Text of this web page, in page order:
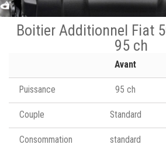
Boitier Additionnel Fiat
95 ch
Avant
Puissance 95 ch
Couple Standard
Consommation standard